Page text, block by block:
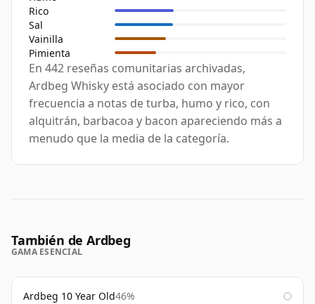
Rico
Sal
Vainilla
Pimienta
En 442 reseñas comunitarias archivadas,
Ardbeg Whisky está asociado con mayor
frecuencia a notas de turba, humo y rico, con
alquitrán, barbacoa y bacon apareciendo más a
menudo que la media de la categoría.
También de Ardbeg
GAMA ESENCIAL
Ardbeg 10 Year Old46%